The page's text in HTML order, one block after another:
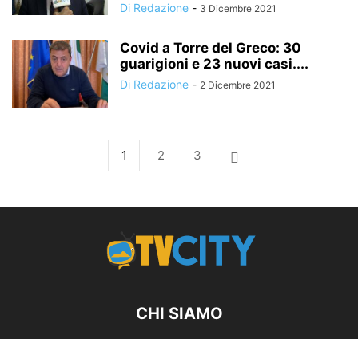
Di Redazione - 3 Dicembre 2021
Covid a Torre del Greco: 30
guarigioni e 23 nuovi casi....
Di Redazione - 2 Dicembre 2021
1 2 3
CHI SIAMO